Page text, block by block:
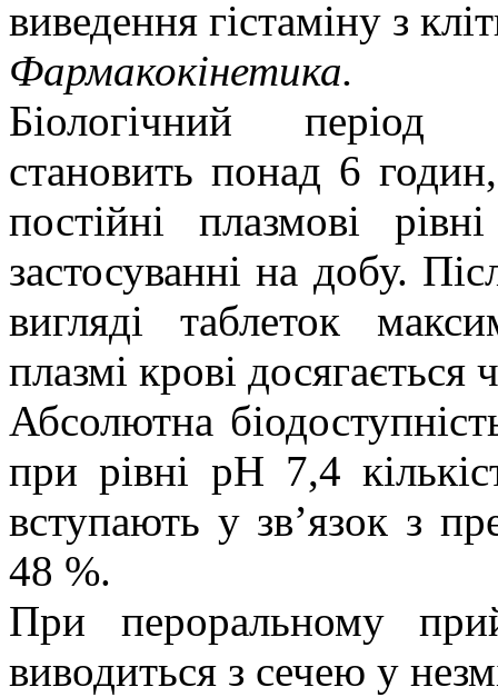
виведення гістаміну з
Фармакокінетика.
Біологічний період
становить понад 6
постійні плазмові
застосуванні на добу.
вигляді таблеток
плазмі крові досягається
Абсолютна
при рівні pH 7,4
вступають у зв’язок з
48 %.
При пероральному
виводиться з сечею у